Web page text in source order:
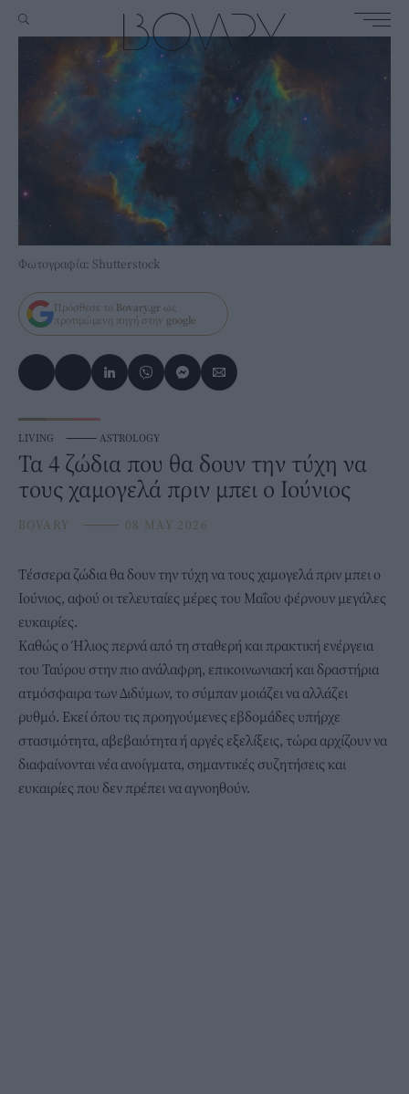
Φωτογραφία: Shutterstock
Πρόσθεσε το Bovary.gr ως
προτιμώμενη πηγή στην google
LIVING ⸻ ASTROLOGY
Τα 4 ζώδια που θα δουν την τύχη να
τους χαμογελά πριν μπει ο Ιούνιος
BOVARY ⸻ 08 MAY 2026
Τέσσερα ζώδια θα δουν την τύχη να τους χαμογελά πριν μπει ο
Ιούνιος, αφού οι τελευταίες μέρες του Μαΐου φέρνουν μεγάλες
ευκαιρίες.
Καθώς ο Ήλιος περνά από τη σταθερή και πρακτική ενέργεια
του Ταύρου στην πιο ανάλαφρη, επικοινωνιακή και δραστήρια
ατμόσφαιρα των Διδύμων, το σύμπαν μοιάζει να αλλάζει
ρυθμό. Εκεί όπου τις προηγούμενες εβδομάδες υπήρχε
στασιμότητα, αβεβαιότητα ή αργές εξελίξεις, τώρα αρχίζουν να
διαφαίνονται νέα ανοίγματα, σημαντικές συζητήσεις και
ευκαιρίες που δεν πρέπει να αγνοηθούν.